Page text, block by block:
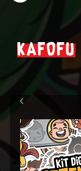
KAFOFU